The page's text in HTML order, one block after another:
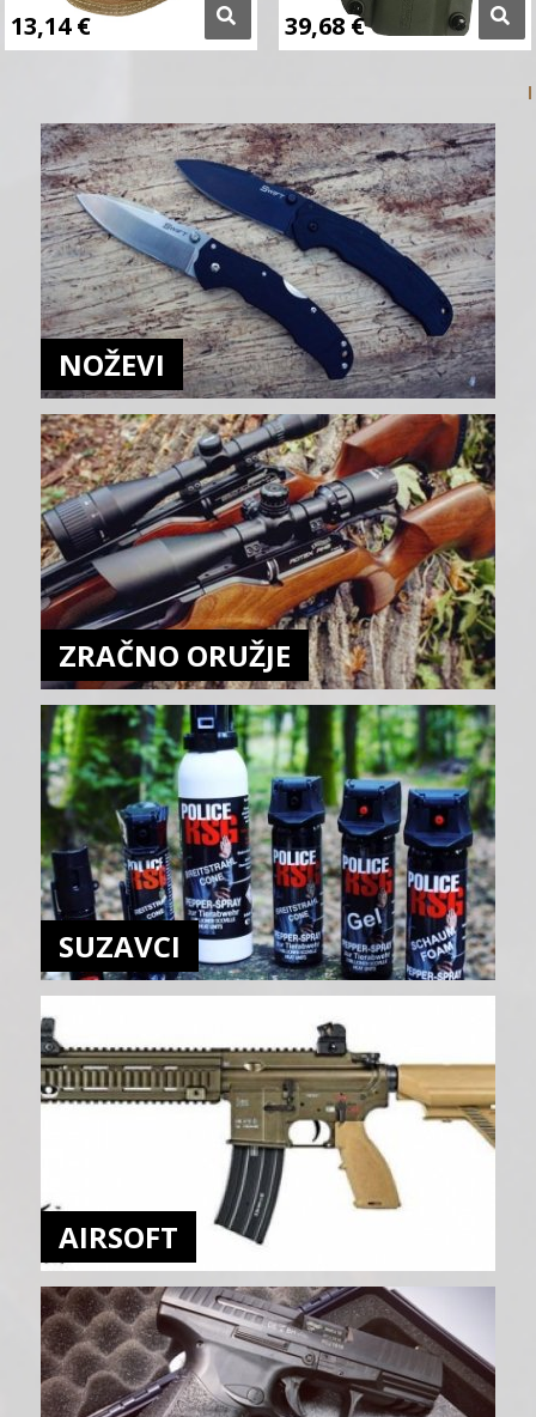
13,14€ 39,68 €
NOŽEVI
ZRAČNO ORUŽJE
SUZAVCI
AIRSOFT